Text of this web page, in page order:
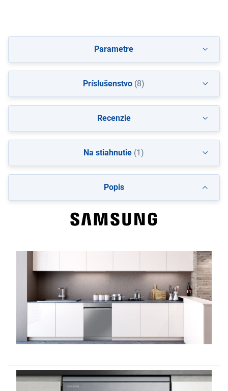
Popis
Parametre
Príslušenstvo (8)
Recenzie
Na stiahnutie (1)